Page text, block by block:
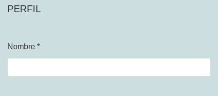
PERFIL
Nombre *
Obligatorio